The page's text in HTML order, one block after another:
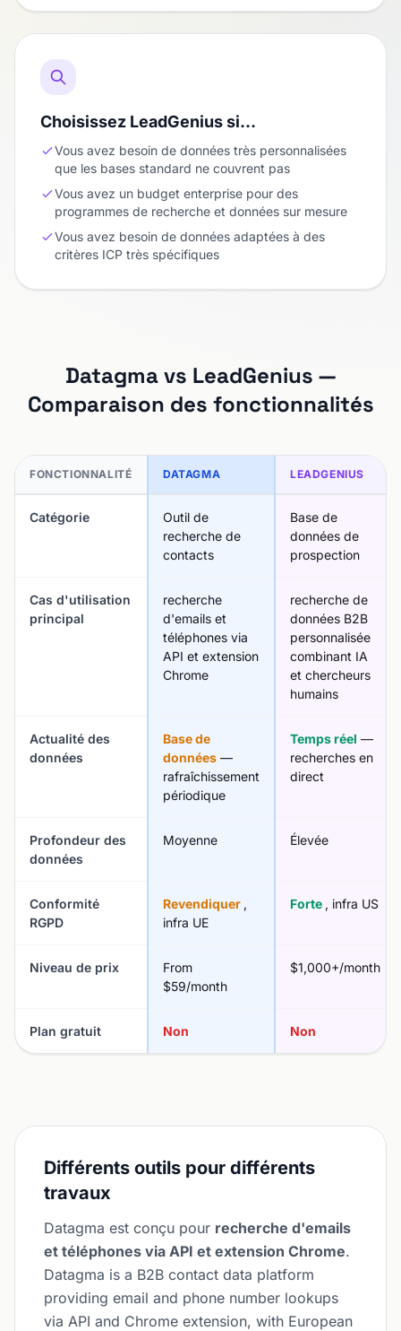
Choisissez LeadGenius si…
Vous avez besoin de données très personnalisées
que les bases standard ne couvrent pas
Vous avez un budget enterprise pour des
programmes de recherche et données sur mesure
Vous avez besoin de données adaptées à des
critères ICP très spécifiques
Datagma vs LeadGenius —
Comparaison des fonctionnalités
FONCTIONNALITÉ DATAGMA LEADGENIUS
Catégorie
Outil de
recherche de
contacts
Base de
données de
prospection
Cas d'utilisation
principal
recherche
d'emails et
téléphones via
API et extension
Chrome
recherche de
données B2B
personnalisée
combinant IA
et chercheurs
humains
Actualité des
données
Base de
données —
rafraîchissement
périodique
Temps réel —
recherches en
direct
Profondeur des
données
Moyenne Élevée
Conformité
RGPD
Revendiquer ,
infra UE
Forte , infra US
Niveau de prix
From
$59/month
$1,000+/month
Plan gratuit Non Non
Différents outils pour différents
travaux
Datagma est conçu pour recherche d'emails
et téléphones via API et extension Chrome.
Datagma is a B2B contact data platform
providing email and phone number lookups
via API and Chrome extension, with European